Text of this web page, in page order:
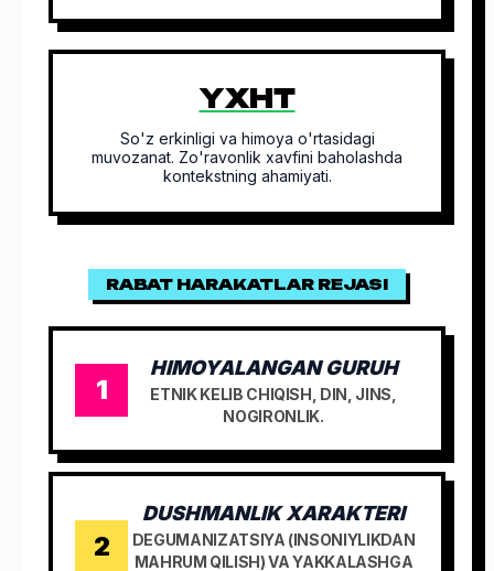
YXHT
So'z erkinligi va himoya o'rtasidagi
muvozanat. Zo'ravonlik xavfini baholashda
kontekstning ahamiyati.
RABAT HARAKATLAR REJASI
1
HIMOYALANGAN GURUH
ETNIK KELIB CHIQISH, DIN, JINS,
NOGIRONLIK.
2
DUSHMANLIK XARAKTERI
DEGUMANIZATSIYA (INSONIYLIKDAN
MAHRUM QILISH) VA YAKKALASHGA